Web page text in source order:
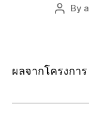
By
ผลจากโครงการ